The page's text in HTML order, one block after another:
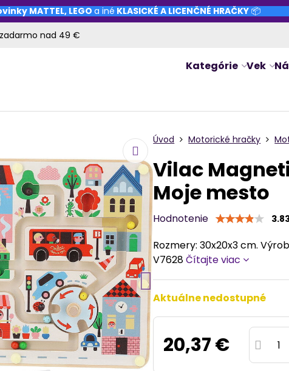
MATTEL, LEGO a iné KLASICKÉ A LICENČNÉ HRAČKY📦
nad 49 €
Kategórie Vek
Úvod Motorické hračky
Vilac
Moje mesto
Hodnotenie
Rozmery: 30x20x3 cm.
V7628Čítajte viac
Aktuálne nedostupné
20,37 €